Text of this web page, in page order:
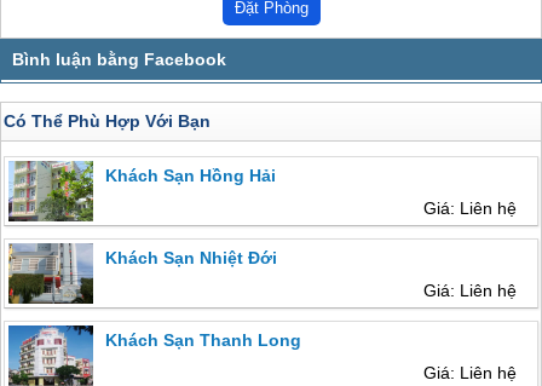
Có Thể Phù Hợp Với Bạn
Khách Sạn Hồng Hải
Giá: Liên hệ
Khách Sạn Nhiệt Đới
Giá: Liên hệ
Khách Sạn Thanh Long
Giá: Liên hệ